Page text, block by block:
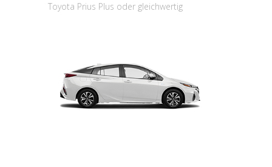
Toyota Prius Plus oder gleichwertig